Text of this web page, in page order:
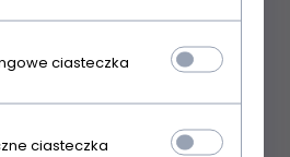
Kissable
Knittex
ciasteczka
ciasteczka